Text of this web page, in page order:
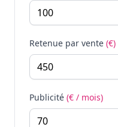
Retenue par vente (€)
Publicité (€ / mois)